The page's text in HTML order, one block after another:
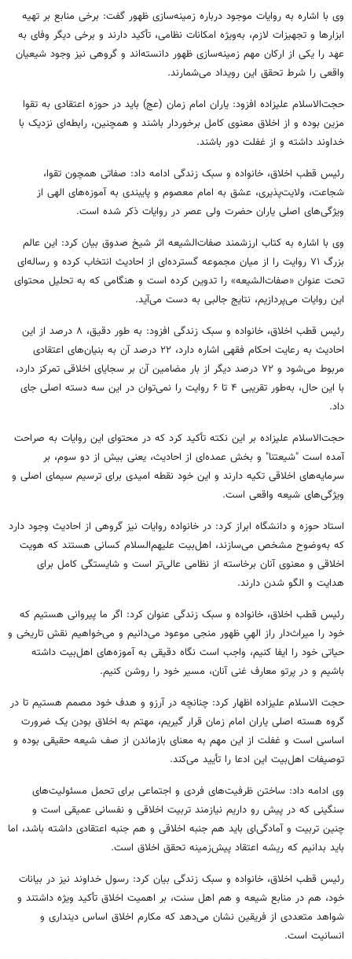
وی با اشاره به روایات موجود درباره زمینه‌سازی ظهور گفت: برخی منابع بر تهیه
ابزارها و تجهیزات لازم، به‌ویژه امکانات نظامی، تأکید دارند و برخی دیگر وفای به
عهد را یکی از ارکان مهم زمینه‌سازی ظهور دانسته‌اند و گروهی نیز وجود شیعیان
واقعی را شرط تحقق این رویداد می‌شمارند.
حجت‌الاسلام علیزاده افزود: یاران امام زمان (عج) باید در حوزه اعتقادی به تقوا
مزین بوده و از اخلاق معنوی کامل برخوردار باشند و همچنین، رابطه‌ای نزدیک با
خداوند داشته و از غفلت دور باشند.
رئیس قطب اخلاق، خانواده و سبک زندگی ادامه داد: صفاتی همچون تقوا،
شجاعت، ولایت‌پذیری، عشق به امام معصوم و پایبندی به آموزه‌های الهی از
ویژگی‌های اصلی یاران حضرت ولی عصر در روایات ذکر شده است.
وی با اشاره به کتاب ارزشمند صفات‌الشیعه اثر شیخ صدوق بیان کرد: این عالم
بزرگ ۷۱ روایت را از میان مجموعه گسترده‌ای از احادیث انتخاب کرده و رساله‌ای
تحت عنوان «صفات‌الشیعه» را تدوین کرده است و هنگامی که به تحلیل محتوای
این روایات می‌پردازیم، نتایج جالبی به دست می‌آید.
رئیس قطب اخلاق، خانواده و سبک زندگی افزود: به طور دقیق، ۸ درصد از این
احادیث به رعایت احکام فقهی اشاره دارد، ۲۲ درصد آن به بنیان‌های اعتقادی
مربوط می‌شود و ۷۲ درصد دیگر از بار مضامین آن بر سجایای اخلاقی تمرکز دارد،
با این حال، به‌طور تقریبی ۴ تا ۶ روایت را نمی‌توان در این سه دسته اصلی جای
داد.
حجت‌الاسلام علیزاده بر این نکته تأکید کرد که در محتوای این روایات به صراحت
آمده است "شیعتنا" و بخش عمده‌ای از احادیث، یعنی بیش از دو سوم، بر
سرمایه‌های اخلاقی تکیه دارند و این خود نقطه امیدی برای ترسیم سیمای اصلی و
ویژگی‌های شیعه واقعی است.
استاد حوزه و دانشگاه ابراز کرد: در خانواده روایات نیز گروهی از احادیث وجود دارد
که به‌وضوح مشخص می‌سازند، اهل‌بیت علیهم‌السلام کسانی هستند که هویت
اخلاقی و معنوی آنان برخاسته از نظامی عالی‌تر است و شایستگی کامل برای
هدایت و الگو شدن دارند.
رئیس قطب اخلاق، خانواده و سبک زندگی عنوان کرد: اگر ما پیروانی هستیم که
خود را میراث‌دار راز الهیِ ظهور منجی موعود می‌دانیم و می‌خواهیم نقش تاریخی و
حیاتی خود را ایفا کنیم، واجب است نگاه دقیقی به آموزه‌های اهل‌بیت داشته
باشیم و در پرتو معارف غنی آنان، مسیر خود را روشن کنیم.
حجت الاسلام علیزاده اظهار کرد: چنانچه در آرزو و هدف خود مصمم هستیم تا در
گروه هسته اصلی یاران امام زمان قرار گیریم، مهتم به اخلاق بودن یک ضرورت
اساسی است و غفلت از این مهم به معنای بازماندن از صف شیعه حقیقی بوده و
توصیفات اهل‌بیت این ادعا را تأیید می‌کند.
وی ادامه داد: ساختن ظرفیت‌های فردی و اجتماعی برای تحمل مسئولیت‌های
سنگینی که در پیش رو داریم نیازمند تربیت اخلاقی و نفسانی عمیقی است و
چنین تربیت و آمادگی‌ای باید هم جنبه اخلاقی و هم جنبه اعتقادی داشته باشد، اما
باید بدانیم که ریشه اعتقاد پیش‌زمینه تحقق اخلاق است.
رئیس قطب اخلاق، خانواده و سبک زندگی بیان کرد: رسول خداوند نیز در بیانات
خود، هم در منابع شیعه و هم اهل سنت، بر اهمیت اخلاق تأکید ویژه داشتند و
شواهد متعددی از فریقین نشان می‌دهد که مکارم اخلاق اساس دینداری و
انسانیت است.